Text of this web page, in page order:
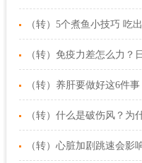
（转）5个煮鱼小技巧 吃
（转）免疫力差怎么力？
（转）养肝要做好这6件
（转）什么是破伤风？为
（转）心脏加剧跳速会影